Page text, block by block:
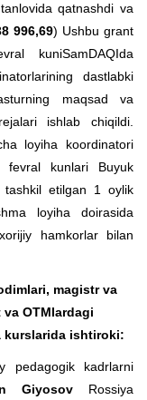
qatnashdi va
996,69) Ushbu grant
kuniSamDAQIda
dastlabki
maqsad va
ishlab chiqildi.
loyiha koordinatori
kunlari Buyuk
tashkil etilgan 1 oylik
loyiha doirasida
hamkorlar bilan
magistr va
va OTMlardagi
kurslarida ishtiroki:
pedagogik kadrlarni
GiyosovRossiya